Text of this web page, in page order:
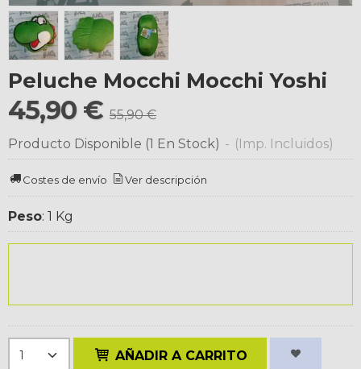
Peluche Mocchi Mocchi Yoshi
45,90 € 55,90 €
Producto Disponible (1 En Stock) - (Imp. Incluidos)
Costes de envío Ver descripción
Peso: 1 Kg
AÑADIR A CARRITO